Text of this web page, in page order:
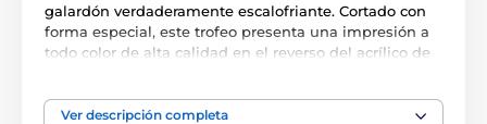
galardón verdaderamente escalofriante. Cortado con
forma especial, este trofeo presenta una impresión a
todo color de alta calidad en el reverso del acrílico de
Entrega a tus pequeños monstruos un recuerdo
Ver descripción completa